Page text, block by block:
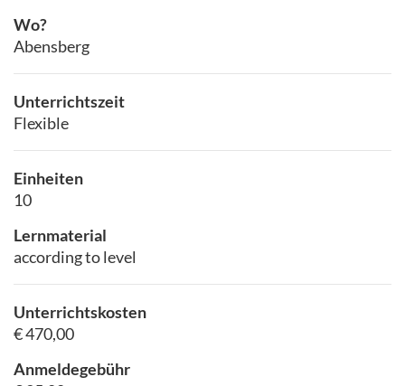
Wo?
Abensberg
Unterrichtszeit
Flexible
Einheiten
10
Lernmaterial
according to level
Unterrichtskosten
€ 470,00
Anmeldegebühr